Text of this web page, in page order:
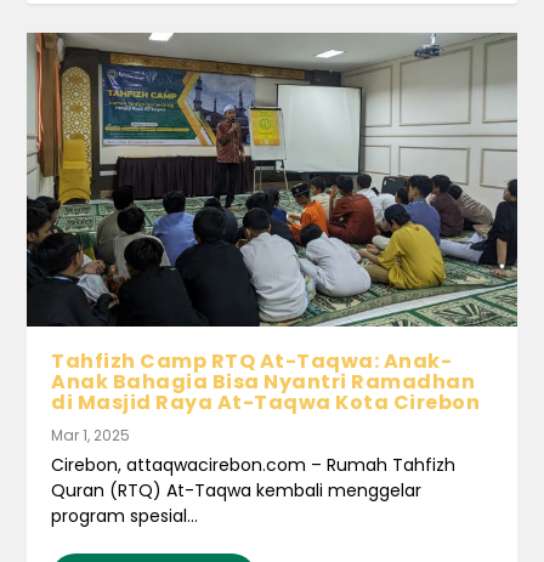
Tahfizh Camp RTQ At-Taqwa: Anak-
Anak Bahagia Bisa Nyantri Ramadhan
di Masjid Raya At-Taqwa Kota Cirebon
Mar 1, 2025
Cirebon, attaqwacirebon.com – Rumah Tahfizh
Quran (RTQ) At-Taqwa kembali menggelar
program spesial...